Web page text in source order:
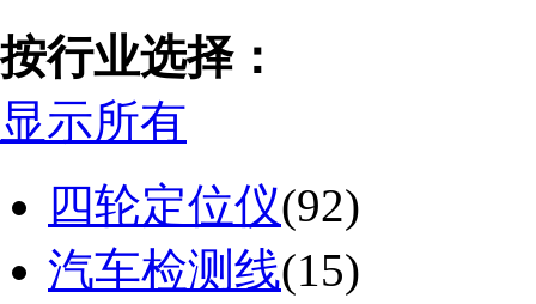
按行业选择：
显示所有
四轮定位仪(92)
汽车检测线(15)